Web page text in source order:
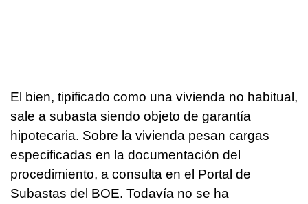
El bien, tipificado como una vivienda no habitual,
sale a subasta siendo objeto de garantía
hipotecaria. Sobre la vivienda pesan cargas
especificadas en la documentación del
procedimiento, a consulta en el Portal de
Subastas del BOE. Todavía no se ha